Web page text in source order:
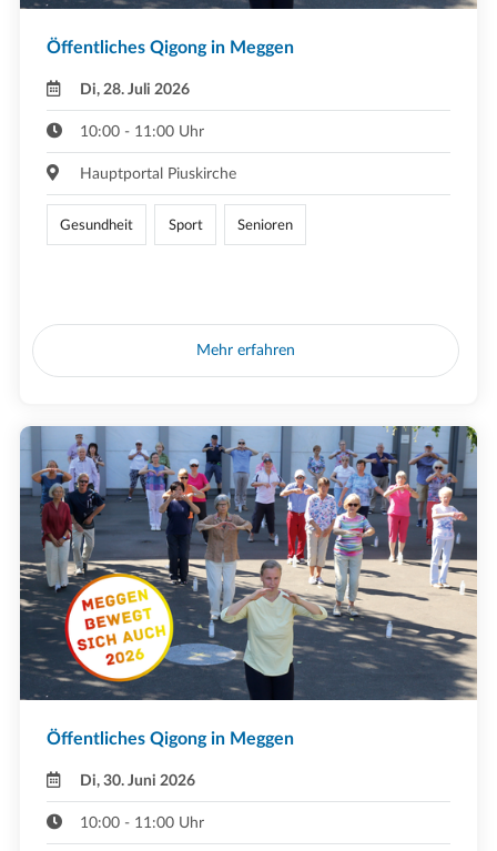
Öffentliches Qigong in Meggen
Di, 28. Juli 2026
10:00 - 11:00 Uhr
Hauptportal Piuskirche
Gesundheit Sport Senioren
Mehr erfahren
Öffentliches Qigong in Meggen
Di, 30. Juni 2026
10:00 - 11:00 Uhr